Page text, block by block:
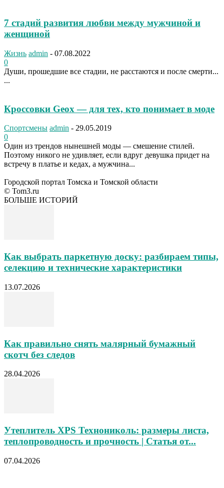
7 стадий развития любви между мужчиной и
женщиной
Жизнь admin - 07.08.2022
0
Души, прошедшие все стадии, не расстаются и после смерти...
...
Кроссовки Geox — для тех, кто понимает в моде
Спортсмены admin - 29.05.2019
0
Один из трендов нынешней моды — смешение стилей.
Поэтому никого не удивляет, если вдруг девушка придет на
встречу в платье и кедах, а мужчина...
Городской портал Томска и Томской области
© Tom3.ru
БОЛЬШЕ ИСТОРИЙ
Как выбрать паркетную доску: разбираем типы,
селекцию и технические характеристики
13.07.2026
Как правильно снять малярный бумажный
скотч без следов
28.04.2026
Утеплитель XPS Технониколь: размеры листа,
теплопроводность и прочность | Статья от...
07.04.2026